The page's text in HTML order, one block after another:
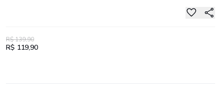
R$ 139,90
R$ 119,90